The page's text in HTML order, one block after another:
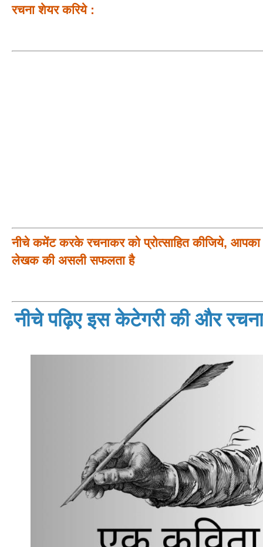
रचना शेयर करिये :
नीचे कमेंट करके रचनाकर को प्रोत्साहित कीजिये, आपका
लेखक की असली सफलता है
नीचे पढ़िए इस केटेगरी की और